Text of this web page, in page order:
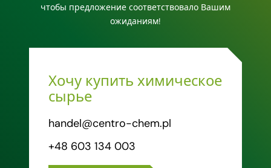
чтобы предложение соответствовало Вашим
ожиданиям!
Хочу купить химическое
сырье
handel@centro-chem.pl
+48 603 134 003